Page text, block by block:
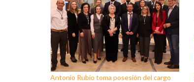
Antonio Rubio toma posesión del cargo